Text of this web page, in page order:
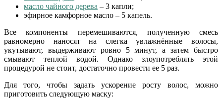
масло чайного дерева – 3 капли;
эфирное камфорное масло – 5 капель.
Все компоненты перемешиваются, полученную смесь
равномерно наносят на слегка увлажнённые волосы,
укутывают, выдерживают ровно 5 минут, а затем быстро
смывают теплой водой. Однако злоупотреблять этой
процедурой не стоит, достаточно провести ее 5 раз.
Для того, чтобы задать ускорение росту волос, можно
приготовить следующую маску: